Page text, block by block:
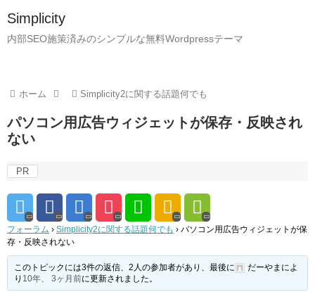
Simplicity
内部SEO施策済みのシンプルな無料Wordpressテーマ
ホーム Simplicity2に関する話題何でも
パソコン用広告ウィジェットが保存・反映され
ない
PR
フォーラム › Simplicity2に関する話題何でも › パソコン用広告ウィジェットが保
存・反映されない
このトピックには3件の返信、2人の参加者があり、最後に だーやま によ
り 10年、 3ヶ月前に更新されました。